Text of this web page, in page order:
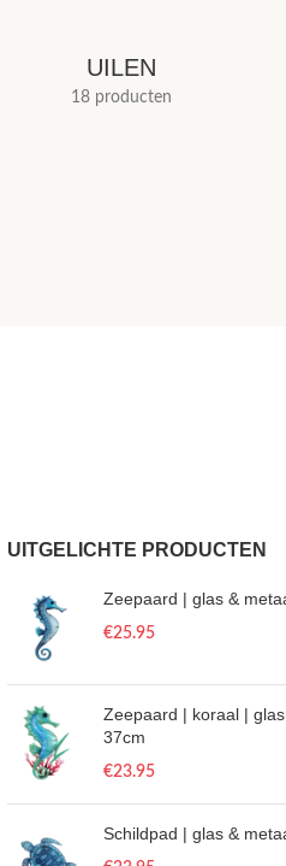
UILEN
18 producten
UITGELICHTE PRODUCTEN
Zeepaard | glas &
€25.95
Zeepaard | koraal |
37cm
€23.95
Schildpad | glas &